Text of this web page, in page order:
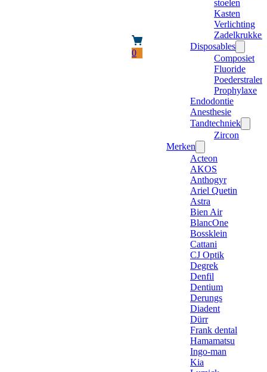
0
stoelen
Kasten
Verlichting
Zadelkrukken
Disposables
Composiet
Fluoride
Poederstraler
Prophylaxe
Endodontie
Anesthesie
Tandtechniek
Zircon
Merken
Acteon
AKOS
Anthogyr
Ariel Quetin
Astra
Bien Air
BlancOne
Bossklein
Cattani
CJ Optik
Degrek
Denfil
Dentium
Derungs
Diadent
Dürr
Frank dental
Hamamatsu
Ingo-man
Kia